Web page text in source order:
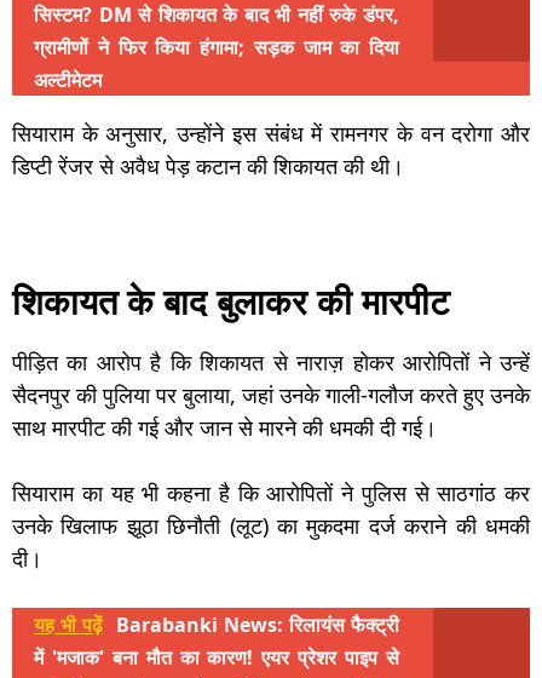
सिस्टम? DM से शिकायत के बाद भी नहीं रुके डंपर,
ग्रामीणों ने फिर किया हंगामा; सड़क जाम का दिया
अल्टीमेटम
सियाराम के अनुसार, उन्होंने इस संबंध में रामनगर के वन दरोगा और
डिप्टी रेंजर से अवैध पेड़ कटान की शिकायत की थी।
शिकायत के बाद बुलाकर की मारपीट
पीड़ित का आरोप है कि शिकायत से नाराज़ होकर आरोपितों ने उन्हें
सैदनपुर की पुलिया पर बुलाया, जहां उनके गाली-गलौज करते हुए उनके
साथ मारपीट की गई और जान से मारने की धमकी दी गई।
सियाराम का यह भी कहना है कि आरोपितों ने पुलिस से साठगांठ कर
उनके खिलाफ झूठा छिनौती (लूट) का मुकदमा दर्ज कराने की धमकी
दी।
यह भी पढ़ें Barabanki News: रिलायंस फैक्ट्री
में 'मजाक' बना मौत का कारण! एयर प्रेशर पाइप से